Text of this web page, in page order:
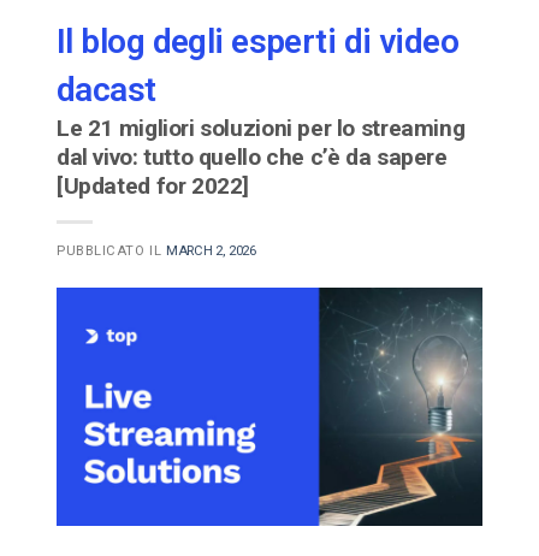
Il blog degli esperti di video
dacast
Le 21 migliori soluzioni per lo streaming
dal vivo: tutto quello che c’è da sapere
[Updated for 2022]
PUBBLICATO IL MARCH 2, 2026